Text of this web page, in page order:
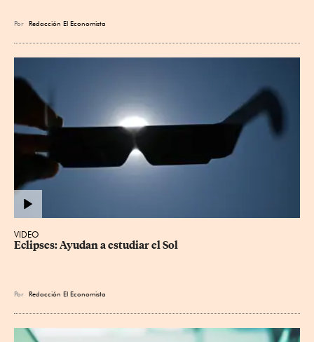
Por Redacción El Economista
VIDEO
Eclipses: Ayudan a estudiar el Sol
Por Redacción El Economista